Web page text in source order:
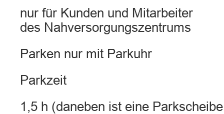
nur für Kunden und Mitarbeiter
des Nahversorgungszentrums
Parken nur mit Parkuhr
Parkzeit
1,5 h (daneben ist eine